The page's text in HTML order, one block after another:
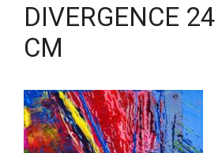
DIVERGENCE
CM